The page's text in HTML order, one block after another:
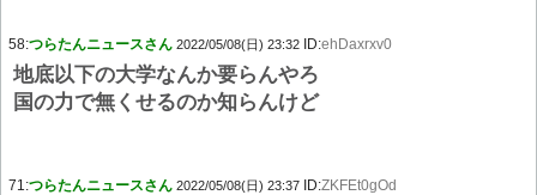
58:つらたんニュースさん 2022/05/08(日) 23:32 ID:ehDaxrxv0
地底以下の大学なんか要らんやろ
国の力で無くせるのか知らんけど
71:つらたんニュースさん 2022/05/08(日) 23:37 ID:ZKFEt0gOd